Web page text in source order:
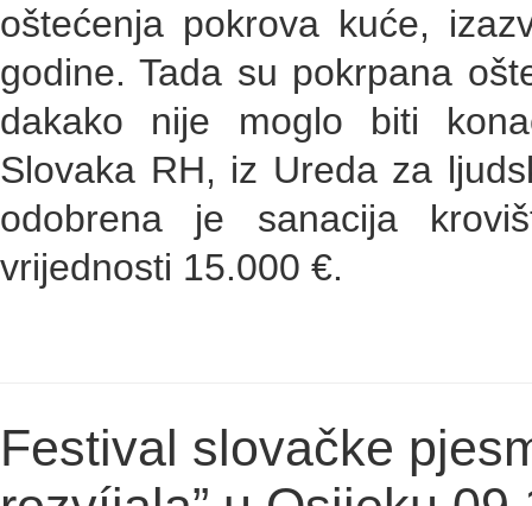
oštećenja pokrova kuće,
godine. Tada su pokrpana
dakako nije moglo biti
Slovaka RH, iz Ureda za
odobrena je sanacija
vrijednosti 15.000 €.
Festival slovačke